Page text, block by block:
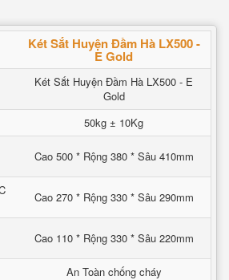
Két Sắt Huyện Đầm Hà LX500 -
E Gold
Két Sắt Huyện Đầm Hà LX500 - E
Gold
50kg ± 10Kg
Cao 500 * Rộng 380 * Sâu 410mm
Cao 270 * Rộng 330 * Sâu 290mm
Cao 110 * Rộng 330 * Sâu 220mm
An Toàn chống cháy